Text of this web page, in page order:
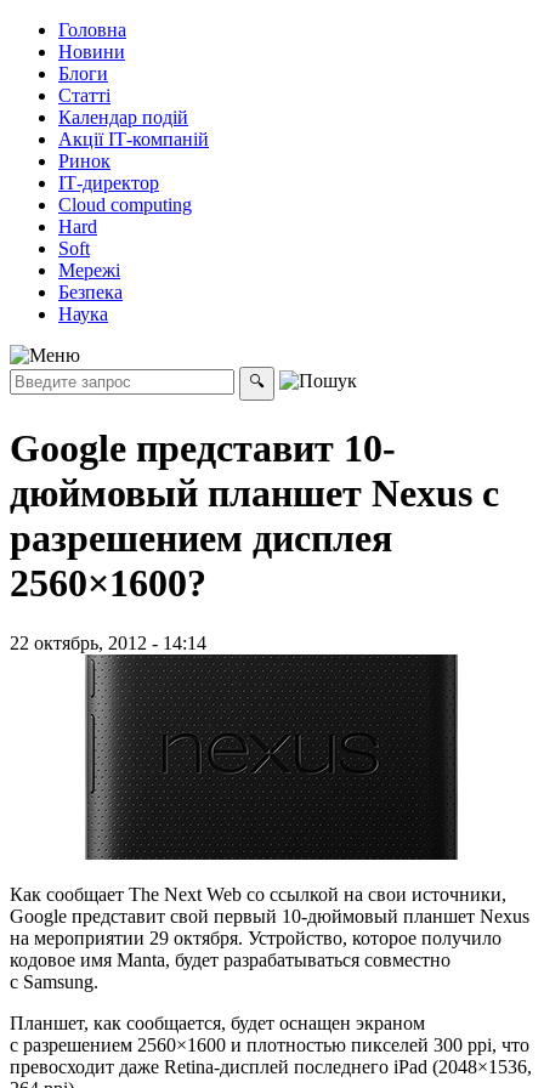
Головна
Новини
Блоги
Статті
Календар подій
Акції ІТ-компаній
Ринок
ІТ-директор
Cloud computing
Hard
Soft
Мережі
Безпека
Наука
Google представит 10-
дюймовый планшет Nexus с
разрешением дисплея
2560×1600?
22 октябрь, 2012 - 14:14
Как сообщает The Next Web со ссылкой на свои источники,
Google представит свой первый 10-дюймовый планшет Nexus
на мероприятии 29 октября. Устройство, которое получило
кодовое имя Manta, будет разрабатываться совместно
с Samsung.
Планшет, как сообщается, будет оснащен экраном
с разрешением 2560×1600 и плотностью пикселей 300 ppi, что
превосходит даже Retina-дисплей последнего iPad (2048×1536,